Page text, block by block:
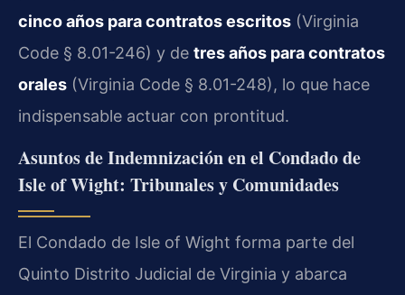
cinco años para contratos escritos (Virginia
Code § 8.01-246) y de tres años para contratos
orales (Virginia Code § 8.01-248), lo que hace
indispensable actuar con prontitud.
Asuntos de Indemnización en el Condado de
Isle of Wight: Tribunales y Comunidades
El Condado de Isle of Wight forma parte del
Quinto Distrito Judicial de Virginia y abarca